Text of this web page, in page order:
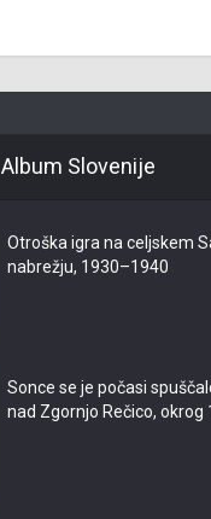
Album Slovenije
Otroška igra na celjskem
nabrežju, 1930–1940
Sonce se je počasi
nad Zgornjo Rečico, okrog